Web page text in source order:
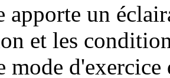
apporte un
et les
mode d'exercice